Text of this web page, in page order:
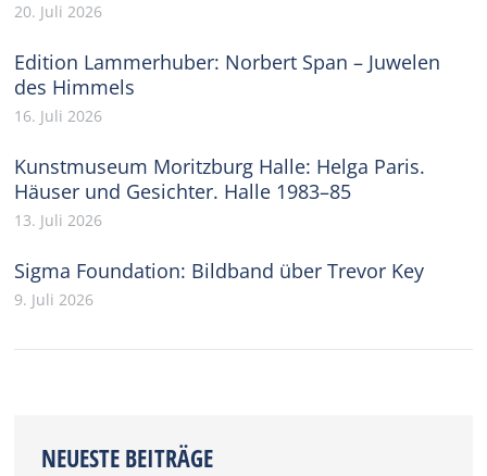
20. Juli 2026
Edition Lammerhuber: Norbert Span – Juwelen
des Himmels
16. Juli 2026
Kunstmuseum Moritzburg Halle: Helga Paris.
Häuser und Gesichter. Halle 1983–85
13. Juli 2026
Sigma Foundation: Bildband über Trevor Key
9. Juli 2026
NEUESTE BEITRÄGE